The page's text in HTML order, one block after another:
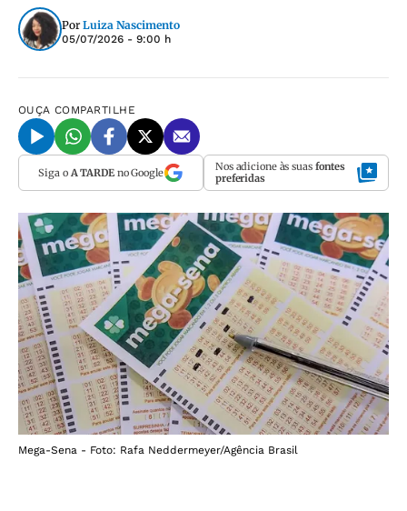
Por Luiza Nascimento
05/07/2026 - 9:00 h
OUÇA COMPARTILHE
Siga o A TARDEno Google Nos adicione às suas fontes
preferidas
Mega-Sena - Foto: Rafa Neddermeyer/Agência Brasil